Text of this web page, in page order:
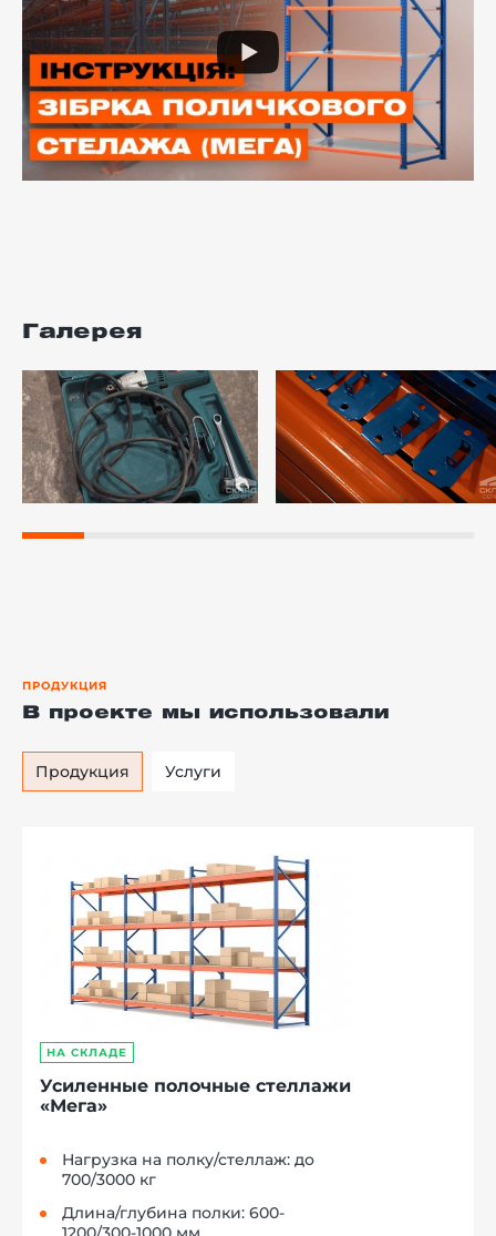
Галерея
ПРОДУКЦИЯ
В проекте мы использовали
Продукция Услуги
НА СКЛАДЕ
Усиленные полочные стеллажи
«Мега»
Нагрузка на полку/стеллаж: до
700/3000 кг
Длина/глубина полки: 600-